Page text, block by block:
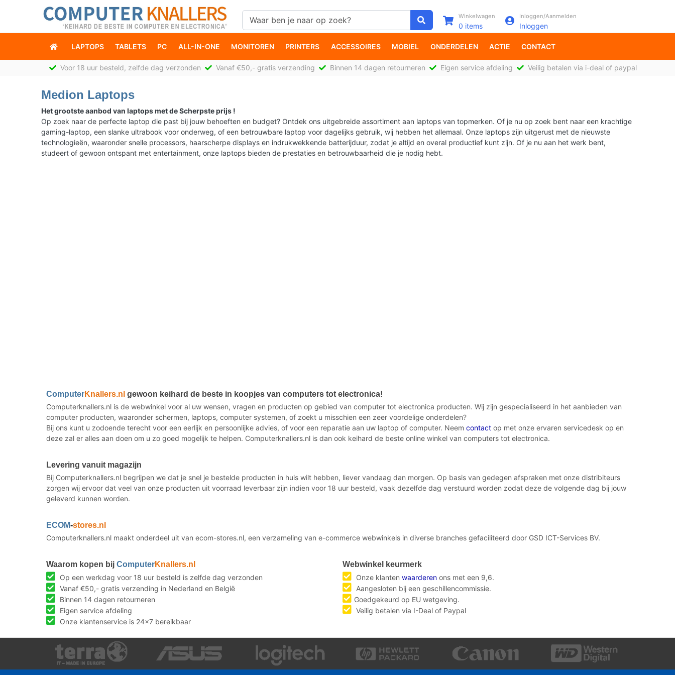
Winkelwagen
0 items
Inloggen/Aanmelden
Inloggen
LAPTOPS TABLETS PC ALL-IN-ONE MONITOREN PRINTERS ACCESSOIRES MOBIEL ONDERDELEN ACTIE CONTACT
Voor 18 uur besteld, zelfde dag verzonden Vanaf €50,- gratis verzending Binnen 14 dagen retourneren Eigen service afdeling Veilig betalen via i-deal of paypal
Medion Laptops
Het grootste aanbod van laptops met de Scherpste prijs !
Op zoek naar de perfecte laptop die past bij jouw behoeften en budget? Ontdek ons uitgebreide assortiment aan laptops van topmerken. Of je nu op zoek bent naar een krachtige
gaming-laptop, een slanke ultrabook voor onderweg, of een betrouwbare laptop voor dagelijks gebruik, wij hebben het allemaal. Onze laptops zijn uitgerust met de nieuwste
technologieën, waaronder snelle processors, haarscherpe displays en indrukwekkende batterijduur, zodat je altijd en overal productief kunt zijn. Of je nu aan het werk bent,
studeert of gewoon ontspant met entertainment, onze laptops bieden de prestaties en betrouwbaarheid die je nodig hebt.
ComputerKnallers.nl gewoon keihard de beste in koopjes van computers tot electronica!
Computerknallers.nl is de webwinkel voor al uw wensen, vragen en producten op gebied van computer tot electronica producten. Wij zijn gespecialiseerd in het aanbieden van
computer producten, waaronder schermen, laptops, computer systemen, of zoekt u misschien een zeer voordelige onderdelen?
Bij ons kunt u zodoende terecht voor een eerlijk en persoonlijke advies, of voor een reparatie aan uw laptop of computer. Neem contact op met onze ervaren servicedesk op en
deze zal er alles aan doen om u zo goed mogelijk te helpen. Computerknallers.nl is dan ook keihard de beste online winkel van computers tot electronica.
Levering vanuit magazijn
Bij Computerknallers.nl begrijpen we dat je snel je bestelde producten in huis wilt hebben, liever vandaag dan morgen. Op basis van gedegen afspraken met onze distribiteurs
zorgen wij ervoor dat veel van onze producten uit voorraad leverbaar zijn indien voor 18 uur besteld, vaak dezelfde dag verstuurd worden zodat deze de volgende dag bij jouw
geleverd kunnen worden.
ECOM-stores.nl
Computerknallers.nl maakt onderdeel uit van ecom-stores.nl, een verzameling van e-commerce webwinkels in diverse branches gefaciliteerd door GSD ICT-Services BV.
Waarom kopen bij ComputerKnallers.nl
Op een werkdag voor 18 uur besteld is zelfde dag verzonden
Vanaf €50,- gratis verzending in Nederland en België
Binnen 14 dagen retourneren
Eigen service afdeling
Onze klantenservice is 24x7 bereikbaar
Webwinkel keurmerk
Onze klanten waarderen ons met een 9,6.
Aangesloten bij een geschillencommissie.
Goedgekeurd op EU wetgeving.
Veilig betalen via I-Deal of Paypal